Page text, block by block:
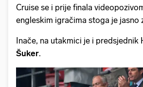
Cruise se i prije finala
engleskim igračima stoga je jasno
Inače, na utakmici je i predsjednik
Šuker.